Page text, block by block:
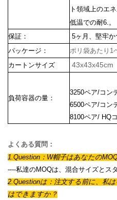
ト領域上のエ
低温での耐6.。
保証：
5ヶ月、堅牢か
パッケージ：
ポリ袋あたり1
カートンサイズ
43x43x45cm
負荷容器の量：
3250ペア/コン
6500ペア/コン
8100ペア/ HQ
よくある質問：
1.Question：W帽子はあなたの
----私達のMOQは、混合サイズとス
2.Questionは：注文する前に、私
はできますか？